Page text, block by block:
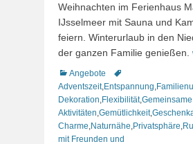
Weihnachten im Ferienhaus
IJsselmeer mit Sauna und
feiern. Winterurlaub in den
der ganzen Familie genießen.
Kategorien
Angebote
Schlagworte
Adventszeit, Entspannung
Dekoration Flexibilität,Gemeinsame
Aktivitäten Gemütlichkeit,
Charme Naturnähe Privatsphäre
mit Freunden und